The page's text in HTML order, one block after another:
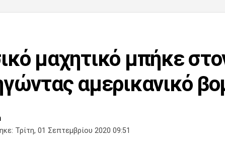
μαχητικό μπήκε
αμερικανικό
Τρίτη, 01 Σεπτεμβρίου 2020 09:51